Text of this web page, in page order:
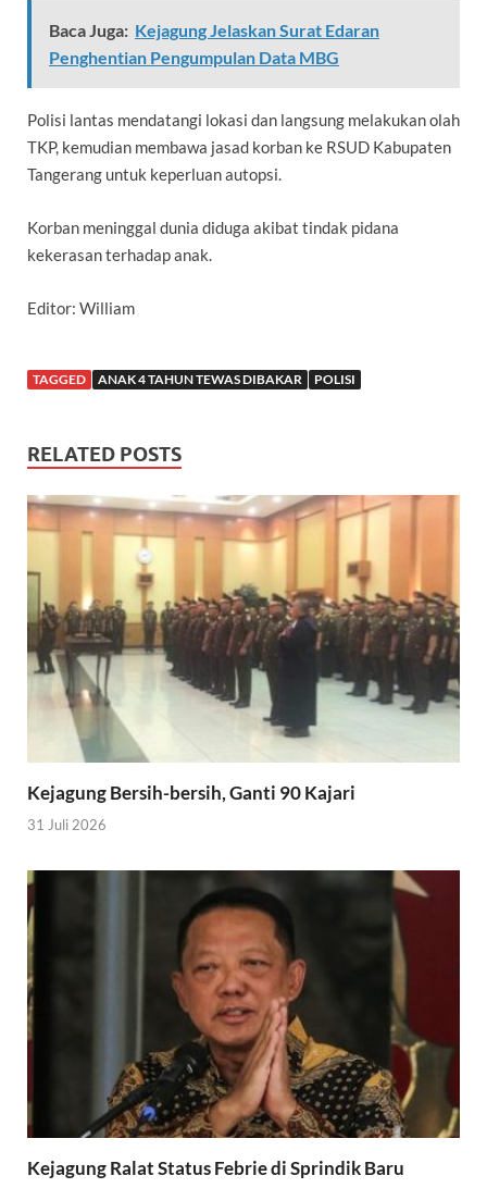
Baca Juga: Kejagung Jelaskan Surat Edaran
Penghentian Pengumpulan Data MBG
Polisi lantas mendatangi lokasi dan langsung melakukan olah
TKP, kemudian membawa jasad korban ke RSUD Kabupaten
Tangerang untuk keperluan autopsi.
Korban meninggal dunia diduga akibat tindak pidana
kekerasan terhadap anak.
Editor: William
TAGGED ANAK 4 TAHUN TEWAS DIBAKAR POLISI
RELATED POSTS
Kejagung Bersih-bersih, Ganti 90 Kajari
31 Juli 2026
Kejagung Ralat Status Febrie di Sprindik Baru